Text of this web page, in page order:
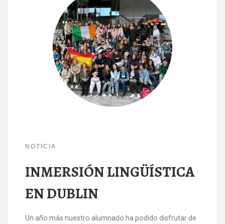
NOTICIA
INMERSIÓN LINGÜÍSTICA
EN DUBLIN
Un año más nuestro alumnado ha podido disfrutar de